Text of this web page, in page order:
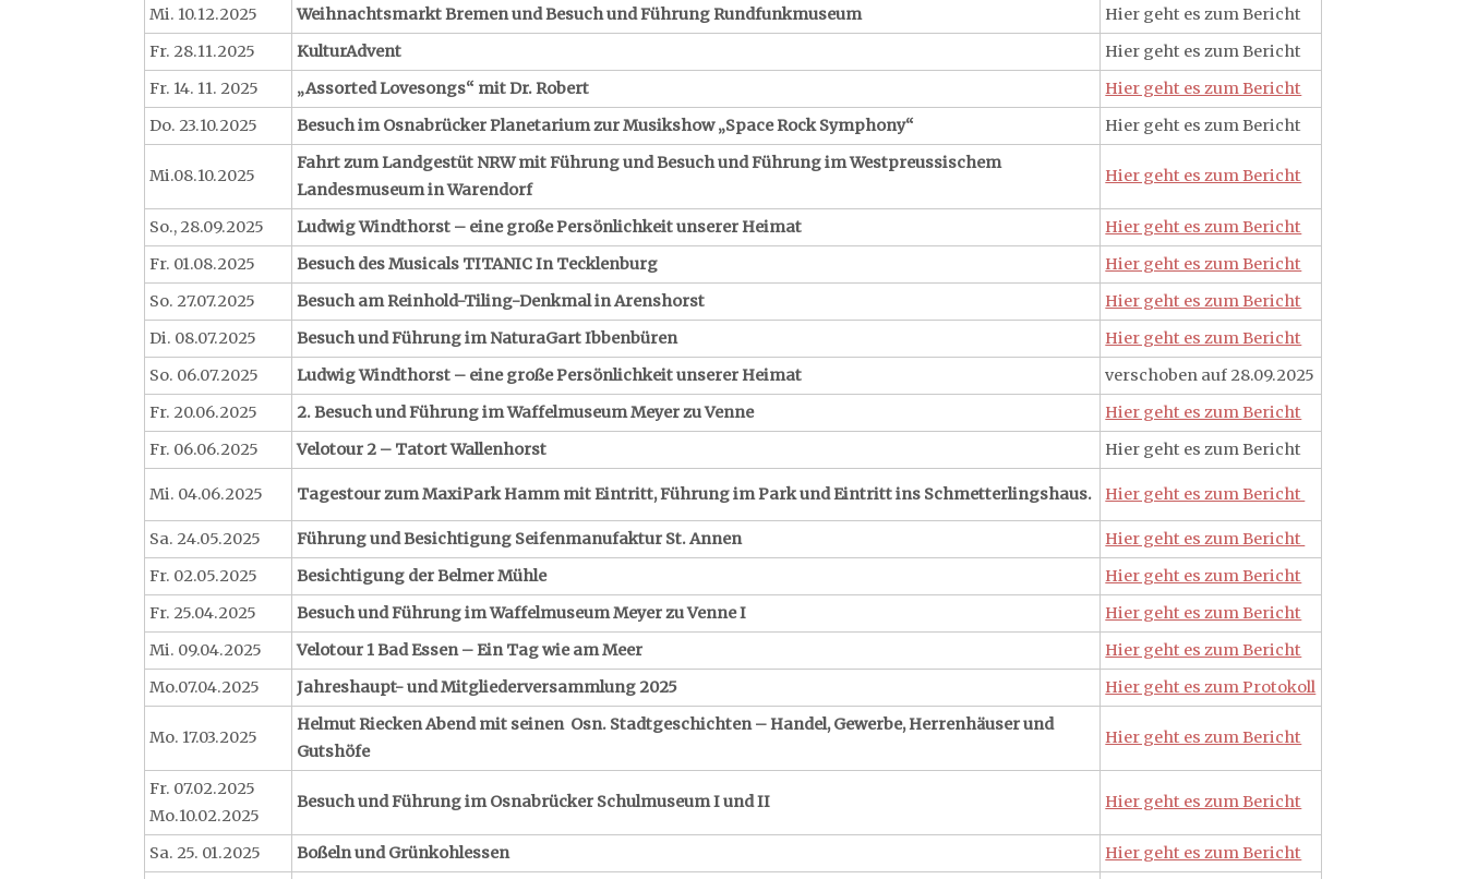
Mi. 10.12.2025 Weihnachtsmarkt Bremen und Besuch und Führung Rundfunkmuseum
Hier geht es zum Bericht
Fr. 28.11.2025
KulturAdvent
Hier geht es zum Bericht
Fr. 14. 11. 2025
„Assorted Lovesongs“ mit Dr. Robert
Hier geht es zum Bericht
Do. 23.10.2025
Besuch im Osnabrücker Planetarium zur Musikshow „Space Rock Symphony“ Hier geht es zum Bericht
Mi.08.10.2025
Fahrt zum Landgestüt NRW mit Führung und Besuch und Führung im Westpreussischem
Landesmuseum in Warendorf
Hier geht es zum Bericht
So., 28.09.2025 Ludwig Windthorst – eine große Persönlichkeit unserer Heimat
Hier geht es zum Bericht
Fr. 01.08.2025
Besuch des Musicals TITANIC In Tecklenburg
Hier geht es zum Bericht
So. 27.07.2025
Besuch am Reinhold-Tiling-Denkmal in Arenshorst
Hier geht es zum Bericht
Di. 08.07.2025
Besuch und Führung im NaturaGart Ibbenbüren
Hier geht es zum Bericht
So. 06.07.2025
Ludwig Windthorst – eine große Persönlichkeit unserer Heimat
verschoben auf 28.09.2025
Fr. 20.06.2025
2. Besuch und Führung im Waffelmuseum Meyer zu Venne
Hier geht es zum Bericht
Fr. 06.06.2025
Velotour 2 – Tatort Wallenhorst Hier geht es zum Bericht
Mi. 04.06.2025 Tagestour zum MaxiPark Hamm mit Eintritt, Führung im Park und Eintritt ins Schmetterlingshaus. Hier geht es zum Bericht
Sa. 24.05.2025 Führung und Besichtigung Seifenmanufaktur St. Annen
Hier geht es zum Bericht
Fr. 02.05.2025
Besichtigung der Belmer Mühle
Hier geht es zum Bericht
Fr. 25.04.2025
Besuch und Führung im Waffelmuseum Meyer zu Venne I
Hier geht es zum Bericht
Mi. 09.04.2025
Velotour 1 Bad Essen – Ein Tag wie am Meer
Hier geht es zum Bericht
Mo.07.04.2025
Jahreshaupt- und Mitgliederversammlung 2025 Hier geht es zum Protokoll
Mo. 17.03.2025
Helmut Riecken Abend mit seinen Osn. Stadtgeschichten – Handel, Gewerbe, Herrenhäuser und
Gutshöfe
Hier geht es zum Bericht
Fr. 07.02.2025
Mo.10.02.2025
Besuch und Führung im Osnabrücker Schulmuseum I und II Hier geht es zum Bericht
Sa. 25. 01.2025 Boßeln und Grünkohlessen
Hier geht es zum Bericht